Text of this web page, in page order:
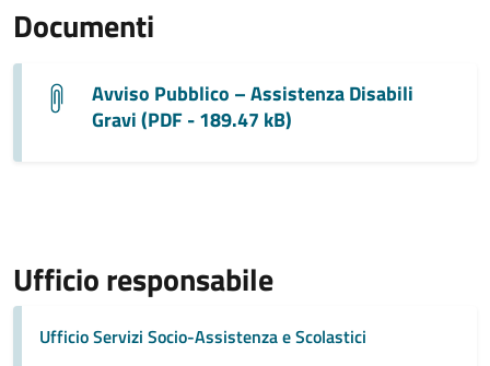
Documenti
Avviso Pubblico – Assistenza Disabili
Gravi (PDF - 189.47 kB)
Ufficio responsabile
Ufficio Servizi Socio-Assistenza e Scolastici